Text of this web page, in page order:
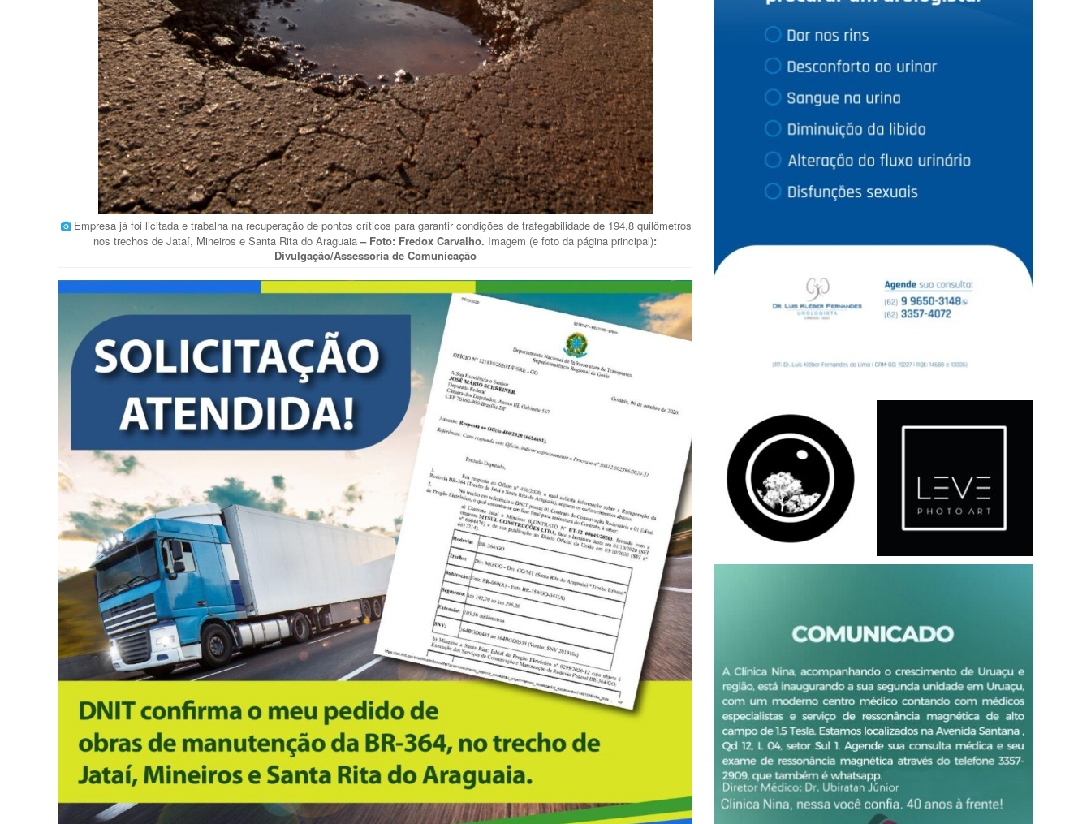
Empresa já foi licitada e trabalha na recuperação de pontos críticos para garantir condições de trafegabilidade de 194,8 quilômetros
nos trechos de Jataí, Mineiros e Santa Rita do Araguaia– Foto: Fredox Carvalho. Imagem (e foto da página principal):
Divulgação/Assessoria de Comunicação